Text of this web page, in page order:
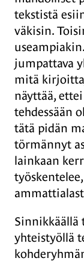
tekstistä
väkisin.
jumpattava
mitä
näyttää,
tehdessään
tätä pidän
törmännyt
lainkaan
Sinnikkäällä
yhteistyöllä